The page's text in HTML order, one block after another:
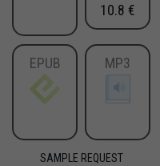
10.8 €
EPUB MP3
SAMPLE REQUEST